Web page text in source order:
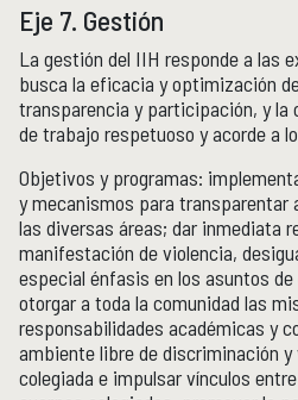
Eje 7. Gestión
La gestión del IIH responde a las
busca la eficacia y optimización
transparencia y participación, y la
de trabajo respetuoso y acorde a
Objetivos y programas:
y mecanismos para transparentar
las diversas áreas; dar inmediata
manifestación de violencia,
especial énfasis en los asuntos
otorgar a toda la comunidad las
responsabilidades académicas y
ambiente libre de discriminación
colegiada e impulsar vínculos